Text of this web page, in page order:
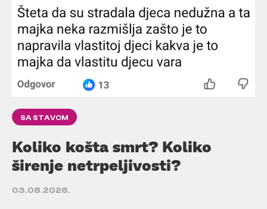
SA STAVOM
Koliko košta smrt? Koliko
širenje netrpeljivosti?
03.08.2026.